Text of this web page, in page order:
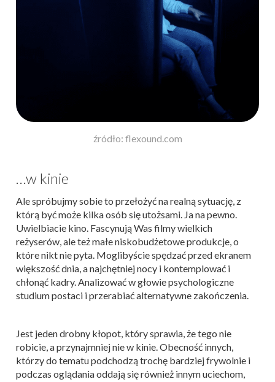
źródło: flexound.com
…w kinie
Ale spróbujmy sobie to przełożyć na realną sytuację, z
którą być może kilka osób się utożsami. Ja na pewno.
Uwielbiacie kino. Fascynują Was filmy wielkich
reżyserów, ale też małe niskobudżetowe produkcje, o
które nikt nie pyta. Moglibyście spędzać przed ekranem
większość dnia, a najchętniej nocy i kontemplować i
chłonąć kadry. Analizować w głowie psychologiczne
studium postaci i przerabiać alternatywne zakończenia.
Jest jeden drobny kłopot, który sprawia, że tego nie
robicie, a przynajmniej nie w kinie. Obecność innych,
którzy do tematu podchodzą trochę bardziej frywolnie i
podczas oglądania oddają się również innym uciechom,